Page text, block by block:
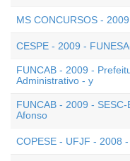
MS CONCURSOS -
CESPE - 2009 -
FUNCAB - 2009 -
Administrativo - y
FUNCAB - 2009 -
Afonso
COPESE - UFJF - 2008